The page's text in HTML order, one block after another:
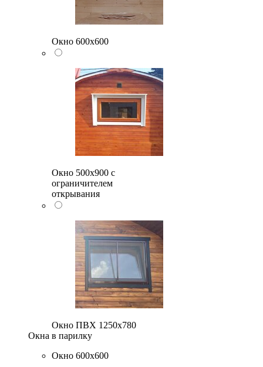
Окно 600х600
Окно 500x900 с
ограничителем
открывания
Окно ПВХ 1250х780
Окна в парилку
Окно 600х600